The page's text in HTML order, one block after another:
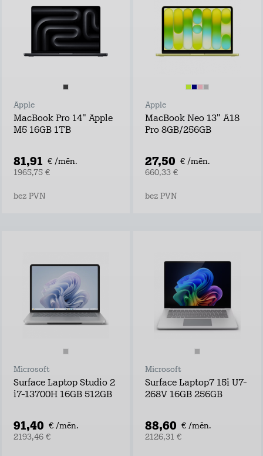
Apple
MacBook Pro 14" Apple
M5 16GB 1TB
81,91 € /mēn.
1965,75 €
bez PVN
Apple
MacBook Neo 13" A18
Pro 8GB/256GB
27,50 € /mēn.
660,33 €
bez PVN
Microsoft
Surface Laptop Studio 2
i7-13700H 16GB 512GB
91,40 € /mēn.
2193,46 €
Microsoft
Surface Laptop7 15i U7-
268V 16GB 256GB
88,60 € /mēn.
2126,31 €